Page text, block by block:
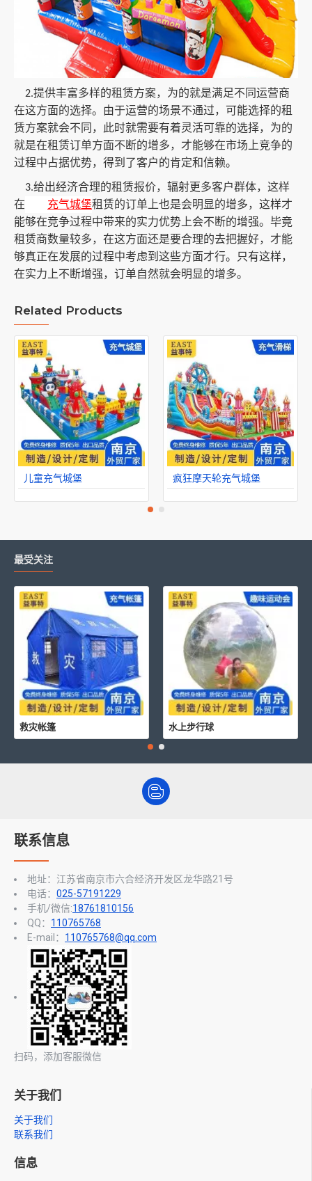
2.提供丰富多样的租赁方案，为的就是满足不同运营商
在这方面的选择。由于运营的场景不通过，可能选择的租
赁方案就会不同，此时就需要有着灵活可靠的选择，为的
就是在租赁订单方面不断的增多，才能够在市场上竞争的
过程中占据优势，得到了客户的肯定和信赖。
3.给出经济合理的租赁报价，辐射更多客户群体，这样
在
充气城堡租赁的订单上也是会明显的增多，这样才
能够在竞争过程中带来的实力优势上会不断的增强。毕竟
租赁商数量较多，在这方面还是要合理的去把握好，才能
够真正在发展的过程中考虑到这些方面才行。
只有这样，
在实力上不断增强，订单自然就会明显的增多。
Related Products
儿童充气城堡 疯狂摩天轮充气城堡
最受关注
救灾帐篷 水上步行球
联系信息
地址：江苏省南京市六合经济开发区龙华路21号
电话： 025-57191229
手机/微信:18761810156
QQ： 110765768
E-mail： 110765768@qq.com
扫码，添加客服微信
关于我们
关于我们
联系我们
信息